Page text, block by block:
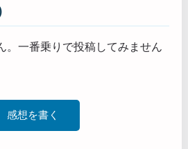
。一番乗りで投稿してみません
感想を書く